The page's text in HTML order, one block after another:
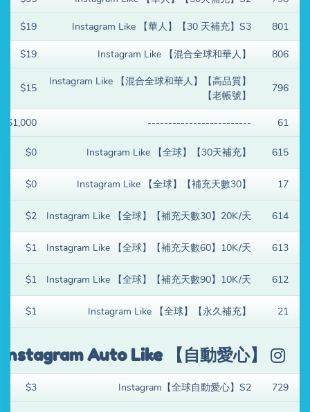
801
Instagram Like 【華人】【30 天補充】S3
$19
806
Instagram Like 【混合全球和華人】
$19
796
Instagram Like 【混合全球和華人】【高品質】
【老帳號】
$15
61
-------------------------
$1,000
615
Instagram Like 【全球】【30天補充】
$0
17
Instagram Like 【全球】【補充天數30】
$0
614
Instagram Like 【全球】【補充天數30】20K/天
$2
613
Instagram Like 【全球】【補充天數60】10K/天
$1
612
Instagram Like 【全球】【補充天數90】10K/天
$1
21
Instagram Like 【全球】【永久補充】
$1
Instagram Auto Like 【自動愛心】
729
Instagram【全球自動愛心】S2
$3